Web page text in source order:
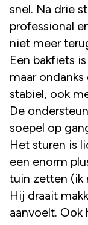
snel. Na drie
professional
niet meer
Een bakfiets
maar
stabiel, ook
De
soepel op
Het sturen is
een enorm
tuin zetten (ik
Hij draait
aanvoelt. Ook